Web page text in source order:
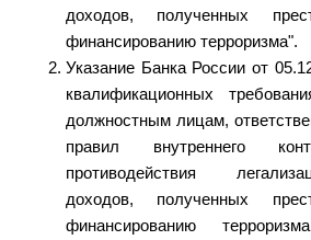
доходов, полученных
финансированию терроризма".
Указание Банка России от
квалификационных
должностным лицам,
правил внутреннего
противодействия
доходов, полученных
финансированию